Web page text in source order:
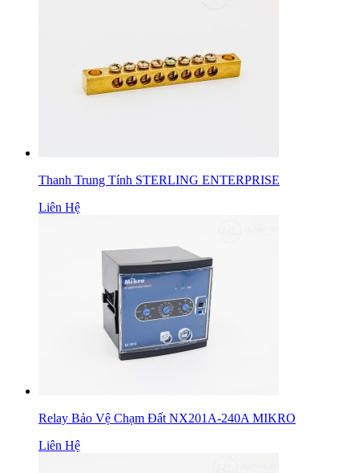
Thanh Trung Tính STERLING ENTERPRISE
Liên Hệ
Relay Bảo Vệ Chạm Đất NX201A-240A MIKRO
Liên Hệ